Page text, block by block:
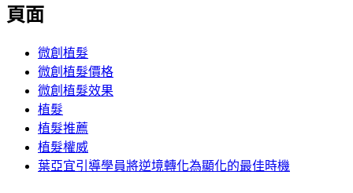
關
頁面
微創植髮
微創植髮價格
微創植髮效果
植髮
植髮推薦
植髮權威
葉亞宜引導學員將逆境轉化為顯化的最佳時機